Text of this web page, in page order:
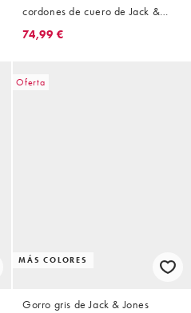
cordones de cuero de Jack &
Jones
74,99 €
Oferta
MÁS COLORES
Gorro gris de Jack & Jones